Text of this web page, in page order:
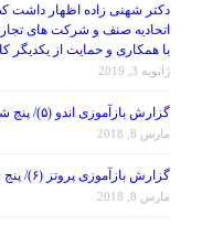
دکتر شهنی زاده اظهار داشت
اتحادیه صنف و شرکت های
با همکاری و حمایت از یکدیگر
ژانویه 3, 2019
گزارش بازآموزی اندو (۵)/ پنج شنبه ۱۳۹۶/۰۹/۰۹
مارس 8, 2018
گزارش بازآموزی پروتز (۶)/ پنج شنبه ۹۶/۰۸/۲۵
مارس 8, 2018